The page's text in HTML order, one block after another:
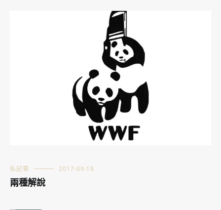
私記事 2017-09-18
兩種解說